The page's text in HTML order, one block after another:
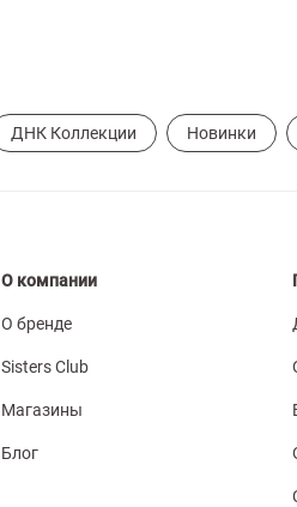
ДНК Коллекции Новинки
О компании
О бренде
Sisters Club
Магазины
Блог